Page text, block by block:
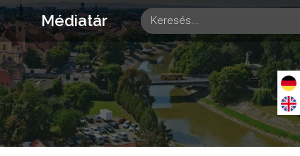
Médiatár